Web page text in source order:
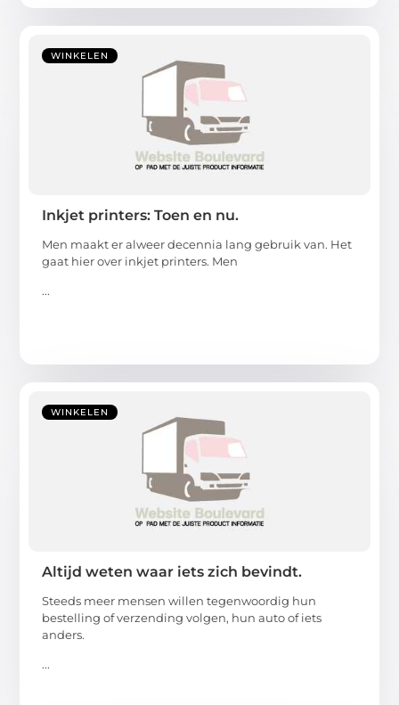
WINKELEN
Inkjet printers: Toen en nu.
Men maakt er alweer decennia lang gebruik van. Het
gaat hier over inkjet printers. Men
...
WINKELEN
Altijd weten waar iets zich bevindt.
Steeds meer mensen willen tegenwoordig hun
bestelling of verzending volgen, hun auto of iets
anders.
...